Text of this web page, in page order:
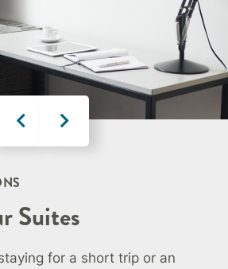
Suites
for a short trip or an